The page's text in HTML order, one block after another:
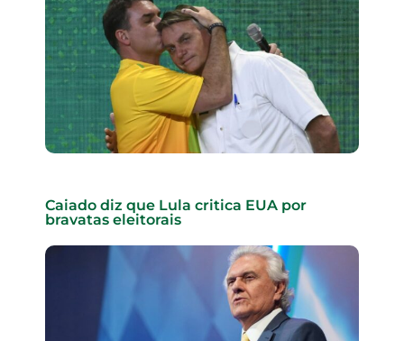
Caiado diz que Lula critica EUA por
bravatas eleitorais